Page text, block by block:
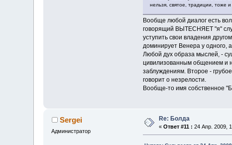
нельзя, святое, традиции, тоже
Вообще любой диалог есть
говорящий ВЫТЕСНЯЕТ "я"
уступить свои владения
доминирует Венера у одного,
Любой дух образа мыслей, -
цивилизованным общением и
заблуждениям. Второе -
говорит о незрелости.
Вообще-то имя собственное
Sergei
Администратор
Re: Болда
«Ответ #11 : 24 Апр. 2009,